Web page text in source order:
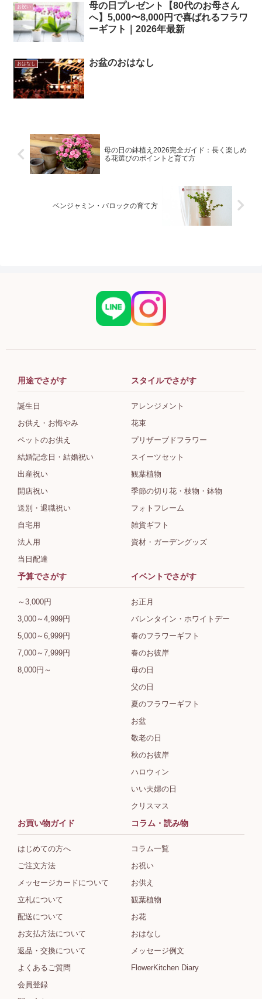
お祝い
母の日プレゼント【80代のお母さん
へ】5,000〜8,000円で喜ばれるフラワ
ーギフト｜2026年最新
おはなし お盆のおはなし
母の日の鉢植え2026完全ガイド：長く楽しめ
る花選びのポイントと育て方
ベンジャミン・バロックの育て方
用途でさがす
誕生日
お供え・お悔やみ
ペットのお供え
結婚記念日・結婚祝い
出産祝い
開店祝い
送別・退職祝い
自宅用
法人用
当日配達
スタイルでさがす
アレンジメント
花束
プリザーブドフラワー
スイーツセット
観葉植物
季節の切り花・枝物・鉢物
フォトフレーム
雑貨ギフト
資材・ガーデングッズ
予算でさがす
～3,000円
3,000～4,999円
5,000～6,999円
7,000～7,999円
8,000円～
イベントでさがす
お正月
バレンタイン・ホワイトデー
春のフラワーギフト
春のお彼岸
母の日
父の日
夏のフラワーギフト
お盆
敬老の日
秋のお彼岸
ハロウィン
いい夫婦の日
クリスマス
お買い物ガイド
はじめての方へ
ご注文方法
メッセージカードについて
立札について
配送について
お支払方法について
返品・交換について
よくあるご質問
会員登録
コラム・読み物
コラム一覧
お祝い
お供え
観葉植物
お花
おはなし
メッセージ例文
FlowerKitchen Diary